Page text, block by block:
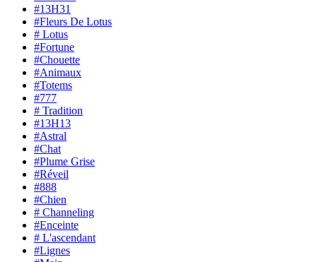
#13H31
#Fleurs De Lotus
# Lotus
#Fortune
#Chouette
#Animaux
#Totems
#777
# Tradition
#13H13
#Astral
#Chat
#Plume Grise
#Réveil
#888
#Chien
# Channeling
#Enceinte
# L'ascendant
#Lignes